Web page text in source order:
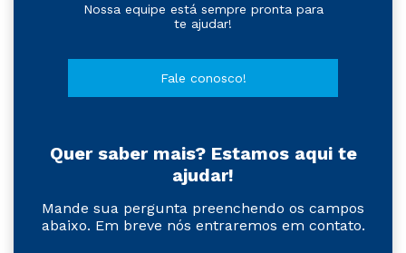
Nossa equipe está sempre pronta para
te ajudar!
Fale conosco!
Quer saber mais? Estamos aqui te
ajudar!
Mande sua pergunta preenchendo os campos
abaixo. Em breve nós entraremos em contato.